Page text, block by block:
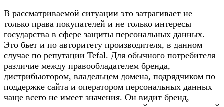
В рассматриваемой ситуации это затрагивает не
только права покупателей и не только интересы
государства в сфере защиты персональных данных.
Это бьет и по авторитету производителя, в данном
случае по репутации Tefal. Для обычного потребителя
различие между правообладателем бренда,
дистрибьютором, владельцем домена, подрядчиком по
поддержке сайта и оператором персональных данных
чаще всего не имеет значения. Он видит бренд,